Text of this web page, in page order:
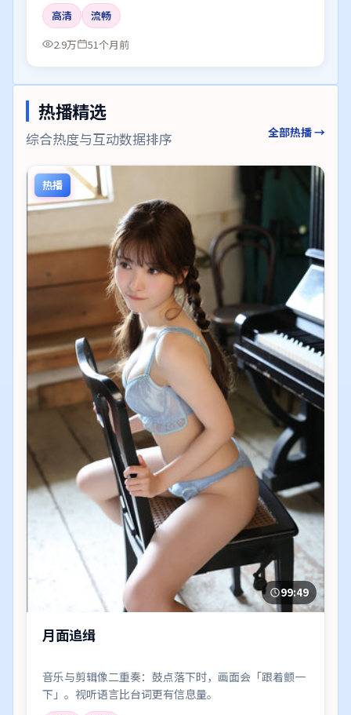
高清
流畅
2.9万
51个月前
热播精选
综合热度与互动数据排序 全部热播 →
热播
99:49
月面追缉
音乐与剪辑像二重奏：鼓点落下时，画面会「跟着颤一
下」。视听语言比台词更有信息量。